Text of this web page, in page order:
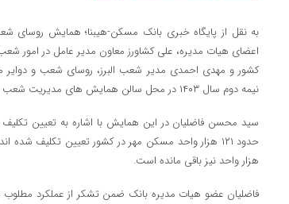
به نقل از پایگاه خبری بانک مسکن-هیبنا؛ همایش روسای
اعضای هیات مدیره، علی کشاورز معاون مدیر عامل در امور
کشور و مهدی احمدی مدیر شعب البرز، روسای شعب و دوایر
نیمه دوم سال ۱۴۰۳ در محل سالن همایش های مدیریت شعب البرز برگزار شد.
سید محسن فاضلیان در این همایش با اشاره به تعیین
هزار واحد نیز باقی مانده است.
فاضلیان عضو هیات مدیره بانک ضمن تشکر از عملکرد مطلوب